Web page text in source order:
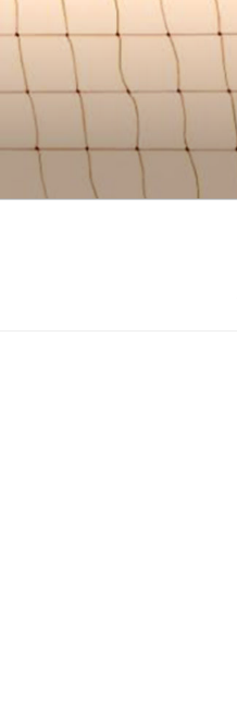
de
inhoud
springen